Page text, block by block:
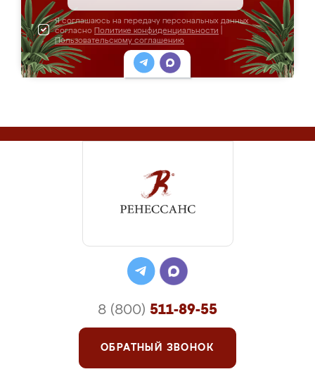
Я соглашаюсь на передачу персональных данных
согласно Политике конфиденциальности
Пользовательскому соглашению
8 (800) 511-89-55
ОБРАТНЫЙ ЗВОНОК